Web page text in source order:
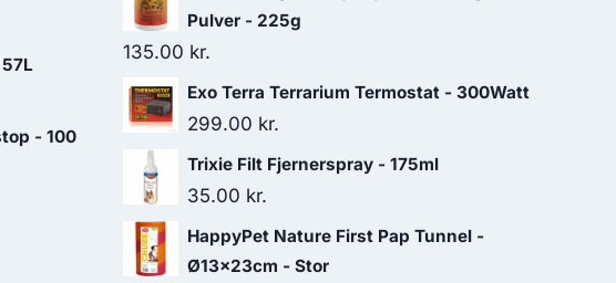
- 100
Pulver - 225g
135.00 kr.
Exo Terra Terrarium Termostat - 300Watt
299.00 kr.
Trixie Filt Fjernerspray - 175ml
35.00 kr.
HappyPet Nature First Pap Tunnel -
Ø13x23cm - Stor